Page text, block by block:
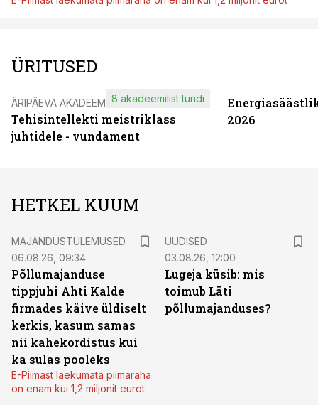
ÜRITUSED
ÄRIPÄEVA AKADEEMIA
Tehisintellekti meistriklass
juhtidele - vundament
8 akadeemilist tundi
2026
HETKEL KUUM
MAJANDUSTULEMUSED
06.08.26, 09:34
Põllumajanduse
tippjuhi Ahti Kalde
firmades käive üldiselt
kerkis, kasum samas
nii kahekordistus kui
ka sulas pooleks
E-Piimast laekumata piimaraha
on enam kui 1,2 miljonit eurot
UUDISED
03.08.26, 12:00
Lugeja küsib: mis
toimub Läti
põllumajanduses?